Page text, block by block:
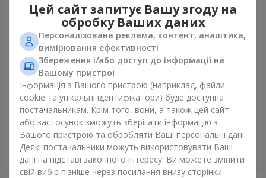
Букет "Kamaliya"
3 279 грн
Замовити
Букет "Moon Dance"
2 656 грн
Замовити
Цей сайт запитує Вашу згоду на
обробку Ваших даних
Персоналізована реклама, контент, аналітика,
вимірювання ефективності
Збереження і/або доступ до інформації на
Вашому пристрої
Інформація з Вашого пристрою (наприклад, файли
cookie та унікальні ідентифікатори) буде доступна
постачальникам. Крім того, вони, а також цей сайт
або застосунок зможуть зберігати інформацію з
Вашого пристрою та обробляти Ваші персональні дані.
Деякі постачальники можуть використовувати Ваші
дані на підставі законного інтересу. Ви можете змінити
свій вибір пізніше через посилання внизу сторінки.